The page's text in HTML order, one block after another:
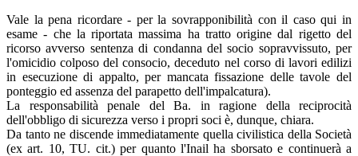
Vale la pena ricordare - per la sovrapponibilità con il caso qui in
esame - che la riportata massima ha tratto origine dal rigetto del
ricorso avverso sentenza di condanna del socio sopravvissuto, per
l'omicidio colposo del consocio, deceduto nel corso di lavori edilizi
in esecuzione di appalto, per mancata fissazione delle tavole del
ponteggio ed assenza del parapetto dell'impalcatura).
La responsabilità penale del Ba. in ragione della reciprocità
dell'obbligo di sicurezza verso i propri soci è, dunque, chiara.
Da tanto ne discende immediatamente quella civilistica della Società
(ex art. 10, TU. cit.) per quanto l'Inail ha sborsato e continuerà a